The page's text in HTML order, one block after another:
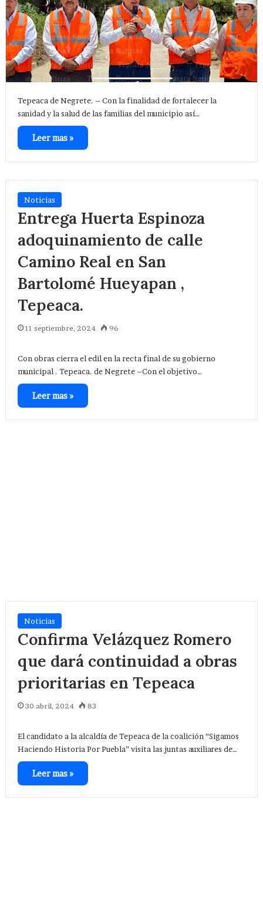
Tepeaca de Negrete. – Con la finalidad de fortalecer la
sanidad y la salud de las familias del municipio así…
Leer mas »
Noticias
Entrega Huerta Espinoza
adoquinamiento de calle
Camino Real en San
Bartolomé Hueyapan ,
Tepeaca.
11 septiembre, 2024 96
Con obras cierra el edil en la recta final de su gobierno
municipal . Tepeaca. de Negrete –Con el objetivo…
Leer mas »
Noticias
Confirma Velázquez Romero
que dará continuidad a obras
prioritarias en Tepeaca
30 abril, 2024 83
El candidato a la alcaldía de Tepeaca de la coalición “Sigamos
Haciendo Historia Por Puebla” visita las juntas auxiliares de…
Leer mas »